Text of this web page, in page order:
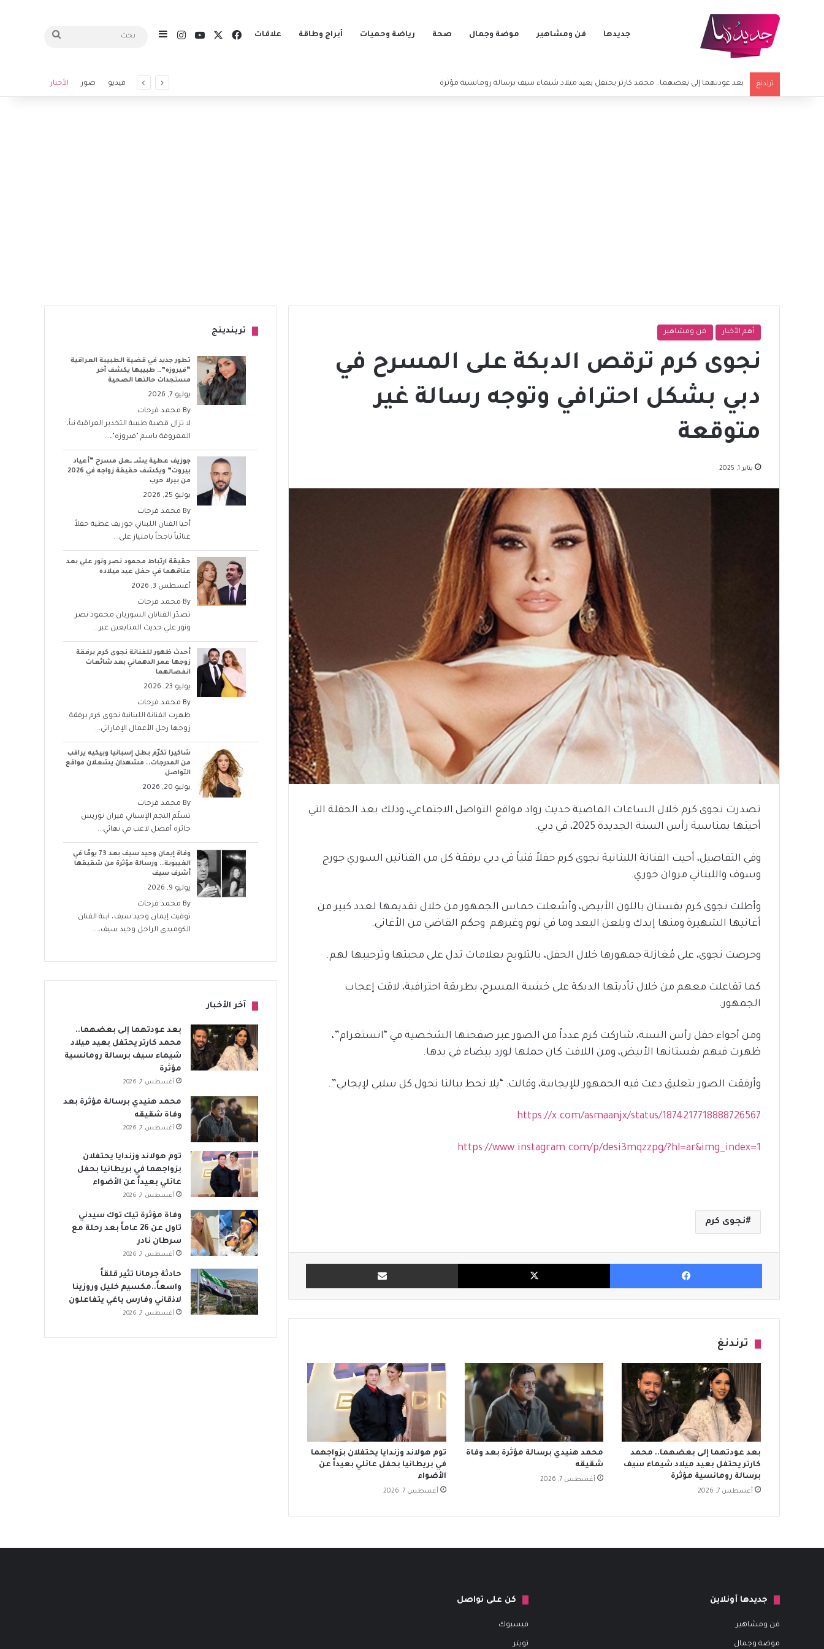
جديدها فن ومشاهير موضة وجمال صحة رياضة وحميات أبراج وطاقة علاقات فيسبوكيوتيوبانستقرامإضافة عمود جانبي بحث
ترندنغ محمد هنيدي برسالة مؤثرة بعد وفاة شقيقه فيديو صور الأخبار
أهم الأخبار فن ومشاهير
نجوى كرم ترقص الدبكة على المسرح في
دبي بشكل احترافي وتوجه رسالة غير
متوقعة
يناير 1, 2025
تصدرت نجوى كرم خلال الساعات الماضية حديث رواد مواقع التواصل الاجتماعي، وذلك بعد الحفلة التي
أحيتها بمناسبة رأس السنة الجديدة 2025، في دبي.
وفي التفاصيل، أحيت الفنانة اللبنانية نجوى كرم حفلاً فنياً في دبي برفقة كل من الفنانين السوري جورج
وسوف واللبناني مروان خوري.
وأطلت نجوى كرم بفستان باللون الأبيض، وأشعلت حماس الجمهور من خلال تقديمها لعدد كبير من
أغانيها الشهيرة ومنها إيدك ويلعن البعد وما في نوم وغيرهم وحكم القاضي من الأغاني.
وحرصت نجوى، على مُغازلة جمهورها خلال الحفل، بالتلويح بعلامات تدل على محبتها وترحيبها لهم.
كما تفاعلت معهم من خلال تأديتها الدبكة على خشبة المسرح، بطريقة احترافية، لاقت إعجاب
الجمهور.
ومن أجواء حفل رأس السنة، شاركت كرم عدداً من الصور عبر صفحتها الشخصية في “انستغرام”،
ظهرت فيهم بفستانها الأبيض، ومن اللافت كان حملها لورد بيضاء في يدها.
وأرفقت الصور بتعليق دعت فيه الجمهور للإيجابية، وقالت: “يلا نحط ببالنا نحول كل سلبي لإيجابي”.
https://x.com/asmaanjx/status/1874217718888726567
https://www.instagram.com/p/desi3mqzzpg/?hl=ar&img_index=1
نجوى كرم
فيسبوك X مشاركة بالبريد
ترندنغ
بعد عودتهما إلى بعضهما.. محمد
كارتر يحتفل بعيد ميلاد شيماء سيف
برسالة رومانسية مؤثرة
أغسطس 7, 2026
محمد هنيدي برسالة مؤثرة بعد وفاة
شقيقه
أغسطس 7, 2026
توم هولاند وزندايا يحتفلان بزواجهما
في بريطانيا بحفل عائلي بعيداً عن
الأضواء
أغسطس 7, 2026
تريندينج
تطور جديد في قضية الطبيبة العراقية
“فيروزه”… طبيبها يكشف آخر
مستجدات حالتها الصحية
يوليو 7, 2026
By محمد فرحات
لا تزال قضية طبيبة التخدير العراقية نبأ،
المعروفة باسم "فيروزه"،...
جوزيف عطية يشــ ــعل مسرح “أعياد
بيروت” ويكشف حقيقة زواجه في 2026
من بيرلا حرب
يوليو 25, 2026
By محمد فرحات
أحيا الفنان اللبناني جوزيف عطية حفلاً
غنائياً ناجحاً بامتياز على...
حقيقة ارتباط محمود نصر ونور علي بعد
عناقهما في حفل عيد ميلاده
أغسطس 3, 2026
By محمد فرحات
تصدّر الفنانان السوريان محمود نصر
ونور علي حديث المتابعين عبر...
أحدث ظهور للفنانة نجوى كرم برفقة
زوجها عمر الدهماني بعد شائعات
انفصالهما
يوليو 23, 2026
By محمد فرحات
ظهرت الفنانة اللبنانية نجوى كرم برفقة
زوجها رجل الأعمال الإماراتي...
شاكيرا تكرّم بطل إسبانيا وبيكيه يراقب
من المدرجات.. مشهدان يشعلان مواقع
التواصل
يوليو 20, 2026
By محمد فرحات
تسلّم النجم الإسباني فيران توريس
جائزة أفضل لاعب في نهائي...
وفاة إيمان وحيد سيف بعد 73 يومًا في
الغيبوبة.. ورسالة مؤثرة من شقيقها
أشرف سيف
يوليو 9, 2026
By محمد فرحات
توفيت إيمان وحيد سيف، ابنة الفنان
الكوميدي الراحل وحيد سيف،...
آخر الأخبار
بعد عودتهما إلى بعضهما..
محمد كارتر يحتفل بعيد ميلاد
شيماء سيف برسالة رومانسية
مؤثرة
أغسطس 7, 2026
محمد هنيدي برسالة مؤثرة بعد
وفاة شقيقه
أغسطس 7, 2026
توم هولاند وزندايا يحتفلان
بزواجهما في بريطانيا بحفل
عائلي بعيداً عن الأضواء
أغسطس 7, 2026
وفاة مؤثرة تيك توك سيدني
تاول عن 26 عاماً بعد رحلة مع
سرطان نادر
أغسطس 7, 2026
حادثة جرمانا تثير قلقاً
واسعاً..مكسيم خليل وروزينا
لاذقاني وفارس ياغي يتفاعلون
أغسطس 7, 2026
جديدها أونلاين
فن ومشاهير
موضة وجمال
كن على تواصل
فيسبوك
تويتر